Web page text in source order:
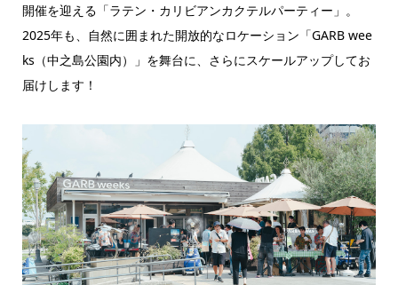
開催を迎える「ラテン・カリビアンカクテルパーティー」。
2025年も、自然に囲まれた開放的なロケーション「GARB wee
ks（中之島公園内）」を舞台に、さらにスケールアップしてお
届けします！